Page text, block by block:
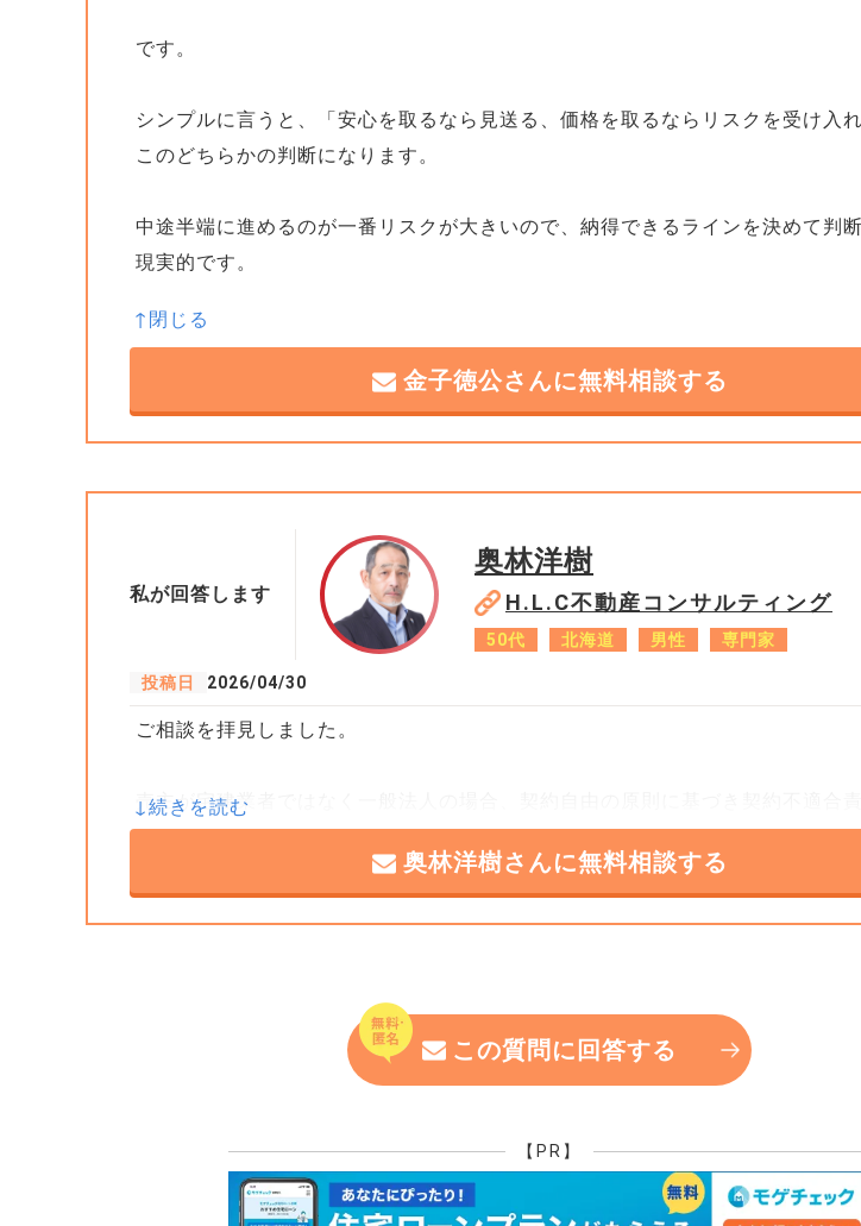
です。
シンプルに言うと、「安心を取るなら見送る、価格を取るならリスクを受け入れ
このどちらかの判断になります。
中途半端に進めるのが一番リスクが大きいので、納得できるラインを決めて判
現実的です。
金子徳公さんに無料相談する
私が回答します
奥林洋樹
H.L.C不動産コンサルティング
50代 北海道 男性 専門家
投稿日 2026/04/30
ご相談を拝見しました。
売主が宅建業者ではなく一般法人の場合、契約自由の原則に基づき契約不適合責
にすることは可能です。ですが、築31年とのことですから、購入前に相談者様
担してインスペクションを実施されるよう強くお勧めします。経年劣化の箇所が
また、契約不適合責任を免責しても、売主が全ての責任を免れるわけではありま
っていたにもかかわらず、故意に告げていなかった不利益事項については責任を
からです。そのため、契約前に必ず現況報告書を入手して、現在の物件状況を正
奥林洋樹さんに無料相談する
この質問に回答する
【PR】